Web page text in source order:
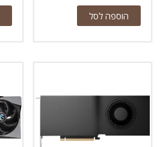
הוספה לסל